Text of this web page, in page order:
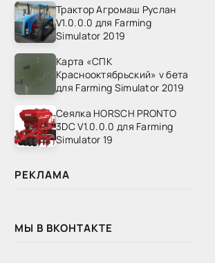
Трактор Агромаш Руслан
V1.0.0.0 для Farming
Simulator 2019
Карта «СПК
Краснооктябрьский» v бета
для Farming Simulator 2019
Сеялка HORSCH PRONTO
3DC V1.0.0.0 для Farming
Simulator 19
РЕКЛАМА
МЫ В ВКОНТАКТЕ